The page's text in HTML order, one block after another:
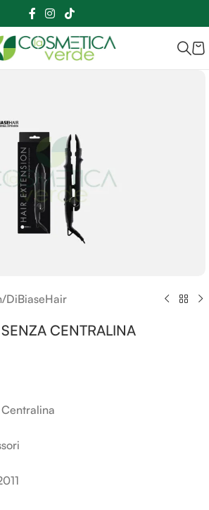
📲3341056025 - 3886572748
/DiBiaseHair
CENTRALINA